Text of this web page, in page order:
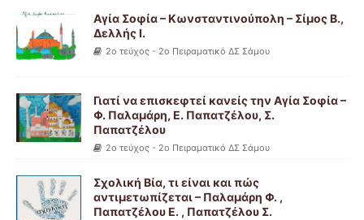
Αγία Σοφία – Κωνσταντινούπολη – Σίμος Β.,
Δελλής Ι.
2ο τεύχος - 2ο Πειραματικό ΔΣ Σάμου
Γιατί να επισκεφτεί κανείς την Αγία Σοφία –
Φ. Παλαμάρη, Ε. Παπατζέλου, Σ.
Παπατζέλου
2ο τεύχος - 2ο Πειραματικό ΔΣ Σάμου
Σχολική Βία, τι είναι και πώς
αντιμετωπίζεται – Παλαμάρη Φ. ,
Παπατζέλου Ε. , Παπατζέλου Σ.